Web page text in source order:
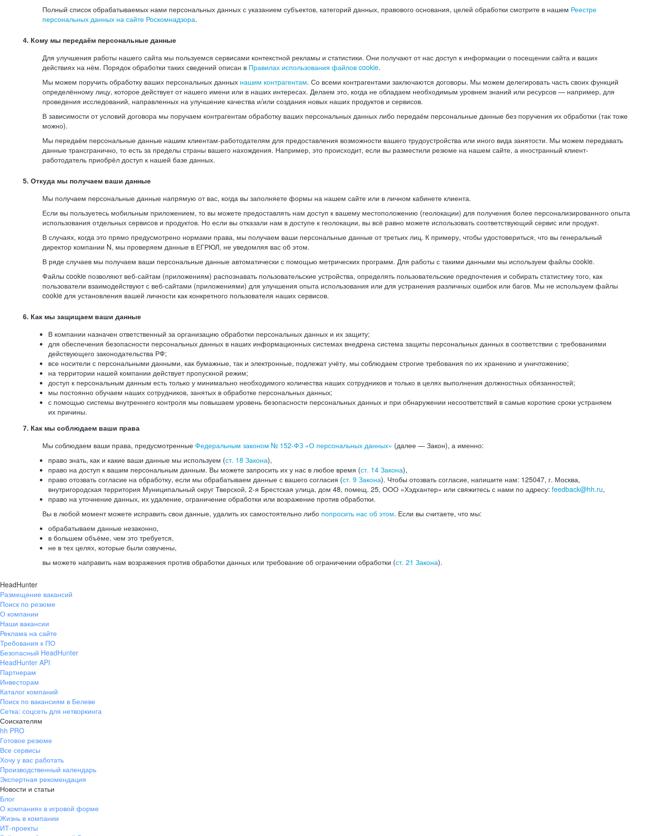
Полный список обрабатываемых нами персональных данных с указанием субъектов, категорий данных, правового основания, целей обработки смотрите в нашем Реестре
персональных данных на сайте Роскомнадзора.
4. Кому мы передаём персональные данные
Для улучшения работы нашего сайта мы пользуемся сервисами контекстной рекламы и статистики. Они получают от нас доступ к информации о посещении сайта и ваших
действиях на нём. Порядок обработки таких сведений описан в Правилах использования файлов cookie.
Мы можем поручить обработку ваших персональных данных нашим контрагентам. Со всеми контрагентами заключаются договоры. Мы можем делегировать часть своих функций
определённому лицу, которое действует от нашего имени или в наших интересах. Делаем это, когда не обладаем необходимым уровнем знаний или ресурсов — например, для
проведения исследований, направленных на улучшение качества и/или создания новых наших продуктов и сервисов.
В зависимости от условий договора мы поручаем контрагентам обработку ваших персональных данных либо передаём персональные данные без поручения их обработки (так тоже
можно).
Мы передаём персональные данные нашим клиентам-работодателям для предоставления возможности вашего трудоустройства или иного вида занятости. Мы можем передавать
данные трансгранично, то есть за пределы страны вашего нахождения. Например, это происходит, если вы разместили резюме на нашем сайте, а иностранный клиент-
работодатель приобрёл доступ к нашей базе данных.
5. Откуда мы получаем ваши данные
Мы получаем персональные данные напрямую от вас, когда вы заполняете формы на нашем сайте или в личном кабинете клиента.
Если вы пользуетесь мобильным приложением, то вы можете предоставлять нам доступ к вашему местоположению (геолокации) для получения более персонализированного опыта
использования отдельных сервисов и продуктов. Но если вы отказали нам в доступе к геолокации, вы всё равно можете использовать соответствующий сервис или продукт.
В случаях, когда это прямо предусмотрено нормами права, мы получаем ваши персональные данные от третьих лиц. К примеру, чтобы удостовериться, что вы генеральный
директор компании N, мы проверяем данные в ЕГРЮЛ, не уведомляя вас об этом.
В ряде случаев мы получаем ваши персональные данные автоматически с помощью метрических программ. Для работы с такими данными мы используем файлы cookie.
Файлы cookie позволяют веб-сайтам (приложениям) распознавать пользовательские устройства, определять пользовательские предпочтения и собирать статистику того, как
пользователи взаимодействуют с веб-сайтами (приложениями) для улучшения опыта использования или для устранения различных ошибок или багов. Мы не используем файлы
cookie для установления вашей личности как конкретного пользователя наших сервисов.
6. Как мы защищаем ваши данные
В компании назначен ответственный за организацию обработки персональных данных и их защиту;
для обеспечения безопасности персональных данных в наших информационных системах внедрена система защиты персональных данных в соответствии с требованиями
действующего законодательства РФ;
все носители с персональными данными, как бумажные, так и электронные, подлежат учёту, мы соблюдаем строгие требования по их хранению и уничтожению;
на территории нашей компании действует пропускной режим;
доступ к персональным данным есть только у минимально необходимого количества наших сотрудников и только в целях выполнения должностных обязанностей;
мы постоянно обучаем наших сотрудников, занятых в обработке персональных данных;
с помощью системы внутреннего контроля мы повышаем уровень безопасности персональных данных и при обнаружении несоответствий в самые короткие сроки устраняем
их причины.
7. Как мы соблюдаем ваши права
Мы соблюдаем ваши права, предусмотренные Федеральным законом № 152-ФЗ «О персональных данных» (далее — Закон), а именно:
право знать, как и какие ваши данные мы используем (ст. 18 Закона),
право на доступ к вашим персональным данным. Вы можете запросить их у нас в любое время (ст. 14 Закона),
право отозвать согласие на обработку, если мы обрабатываем данные с вашего согласия (ст. 9 Закона). Чтобы отозвать согласие, напишите нам: 125047, г. Москва,
внутригородская территория Муниципальный округ Тверской, 2-я Брестская улица, дом 48, помещ. 25, ООО «Хэдхантер» или свяжитесь с нами по адресу: feedback@hh.ru,
право на уточнение данных, их удаление, ограничение обработки или возражение против обработки.
Вы в любой момент можете исправить свои данные, удалить их самостоятельно либо попросить нас об этом. Если вы считаете, что мы:
обрабатываем данные незаконно,
в большем объёме, чем это требуется,
не в тех целях, которые были озвучены,
вы можете направить нам возражения против обработки данных или требование об ограничении обработки (ст. 21 Закона).
HeadHunter
Размещение вакансий
Поиск по резюме
О компании
Наши вакансии
Реклама на сайте
Требования к ПО
Безопасный HeadHunter
HeadHunter API
Партнерам
Инвесторам
Каталог компаний
Поиск по вакансиям в Белеве
Сетка: соцсеть для нетворкинга
Соискателям
hh PRO
Готовое резюме
Все сервисы
Хочу у вас работать
Производственный календарь
Экспертная рекомендация
Новости и статьи
Блог
О компаниях в игровой форме
Жизнь в компании
ИТ-проекты